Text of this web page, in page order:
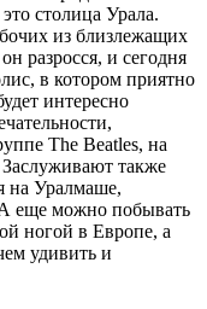
столица Урала.
из близлежащих
разросся, и сегодня
в котором приятно
интересно
The Beatles, на
также
на Уралмаше,
еще можно побывать
ногой в Европе, а
удивить и